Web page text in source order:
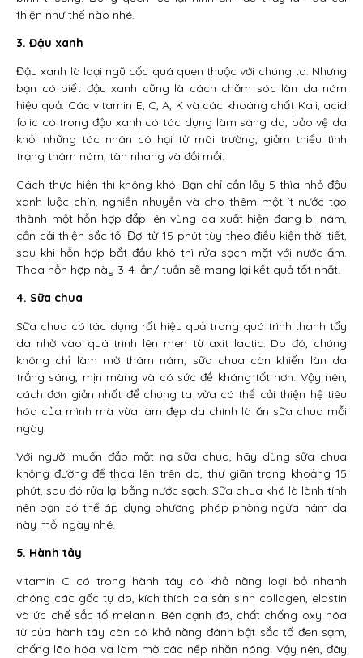
thiện như thế nào nhé.
3. Đậu xanh
Đậu xanh là loại ngũ cốc quá quen thuộc với chúng ta. Nhưng
bạn có biết đậu xanh cũng là cách chăm sóc làn da nám
hiệu quả. Các vitamin E, C, A, K và các khoáng chất Kali, acid
folic có trong đậu xanh có tác dụng làm sáng da, bảo vệ da
khỏi những tác nhân có hại từ môi trường, giảm thiểu tình
trạng thâm nám, tàn nhang và đồi mồi.
Cách thực hiện thì không khó. Bạn chỉ cần lấy 5 thìa nhỏ đậu
xanh luộc chín, nghiền nhuyễn và cho thêm một ít nước tạo
thành một hỗn hợp đắp lên vùng da xuất hiện đang bị nám,
cần cải thiện sắc tố. Đợi từ 15 phút tùy theo điều kiện thời tiết,
sau khi hỗn hợp bắt đầu khô thì rửa sạch mặt với nước ấm.
Thoa hỗn hợp này 3-4 lần/ tuần sẽ mang lại kết quả tốt nhất.
4. Sữa chua
Sữa chua có tác dụng rất hiệu quả trong quá trình thanh tẩy
da nhờ vào quá trình lên men từ axit lactic. Do đó, chúng
không chỉ làm mờ thâm nám, sữa chua còn khiến làn da
trắng sáng, mịn màng và có sức đề kháng tốt hơn. Vậy nên,
cách đơn giản nhất để chúng ta vừa có thể cải thiện hệ tiêu
hóa của mình mà vừa làm đẹp da chính là ăn sữa chua mỗi
ngày.
Với người muốn đắp mặt nạ sữa chua, hãy dùng sữa chua
không đường để thoa lên trên da, thư giãn trong khoảng 15
phút, sau đó rửa lại bằng nước sạch. Sữa chua khá là lành tính
nên bạn có thể áp dụng phương pháp phòng ngừa nám da
này mỗi ngày nhé.
5. Hành tây
vitamin C có trong hành tây có khả năng loại bỏ nhanh
chóng các gốc tự do, kích thích da sản sinh collagen, elastin
và ức chế sắc tố melanin. Bên cạnh đó, chất chống oxy hóa
từ của hành tây còn có khả năng đánh bật sắc tố đen sạm,
chống lão hóa và làm mờ các nếp nhăn nông. Vậy nên, đây